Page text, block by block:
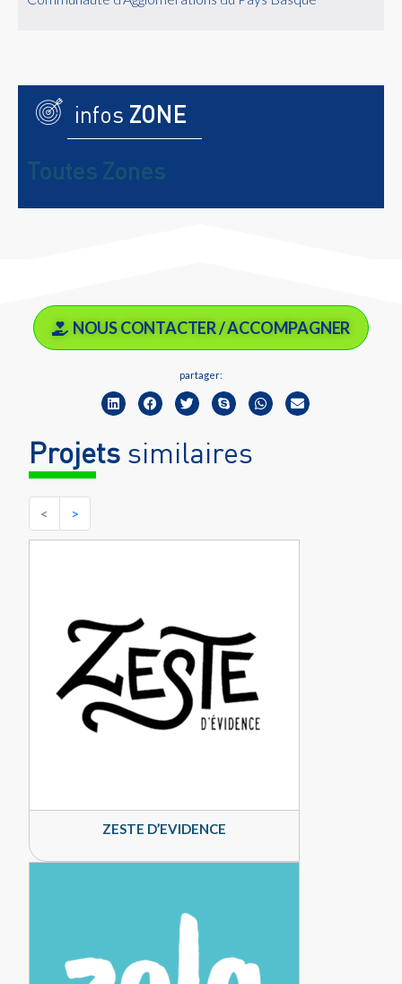
infos ZONE
Toutes Zones
NOUS CONTACTER / ACCOMPAGNER
partager:
Projets similaires
< >
ZESTE D’EVIDENCE